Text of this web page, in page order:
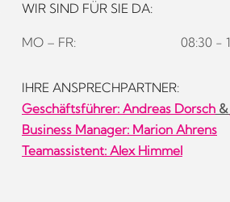
WIR SIND FÜR SIE DA:
MO – FR: 08:30 -
IHRE ANSPRECHPARTNER:
Geschäftsführer: Andreas Dorsch &
Business Manager: Marion Ahrens
Teamassistent: Alex Himmel